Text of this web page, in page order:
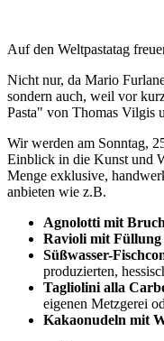
Auf den Weltpastatag
Nicht nur, da Mario
sondern auch, weil vor
Pasta" von Thomas Vilgis
Wir werden am Sonntag,
Einblick in die Kunst und
Menge exklusive,
anbieten wie z.B.
Agnolotti mit
Ravioli mit Füllung
Süßwasser-
produzierten,
Tagliolini alla
eigenen Metzgerei
Kakaonudeln mit